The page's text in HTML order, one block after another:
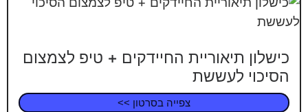
כישלון תיאוריית החיידקים + טיפ לצמצום
הסיכוי לעששת
צפייה בסרטון >>